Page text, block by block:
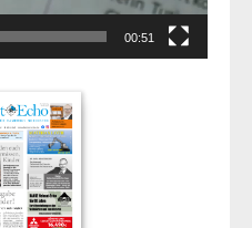
00:51